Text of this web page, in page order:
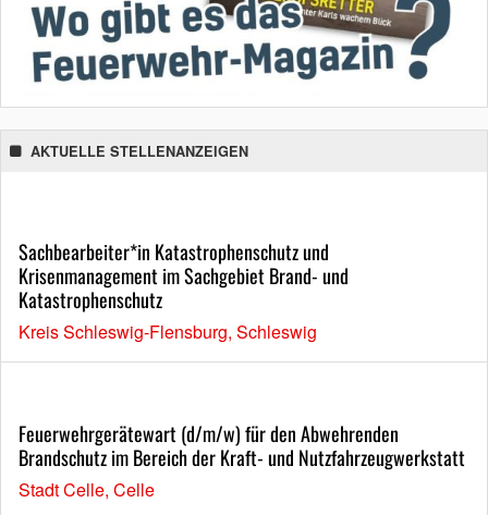
AKTUELLE STELLENANZEIGEN
Sachbearbeiter*in Katastrophenschutz und
Krisenmanagement im Sachgebiet Brand- und
Katastrophenschutz
Kreis Schleswig-Flensburg, Schleswig
Feuerwehrgerätewart (d/m/w) für den Abwehrenden
Brandschutz im Bereich der Kraft- und Nutzfahrzeugwerkstatt
Stadt Celle, Celle